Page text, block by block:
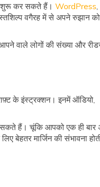
शुरू कर सकते हैं। WordPress
वगैरह में से अपने रुझान को
वाले लोगों की संख्या और
के इंस्ट्रक्शन। इनमें ऑडियो,
हैं। चूंकि आपको एक ही बार
बेहतर मार्जिन की संभावना